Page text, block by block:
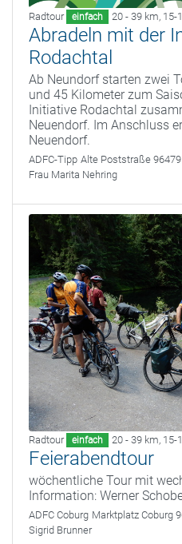
Radtour einfach 20 - 39 km, 15-
Abradeln mit der
Rodachtal
Ab Neundorf starten zwei
und 45 Kilometer zum
Initiative Rodachtal
Neuendorf. Im Anschluss
Neuendorf.
ADFC-Tipp Alte Poststraße
Frau Marita Nehring
Radtour einfach 20 - 39 km, 15-
Feierabendtour
wöchentliche Tour mit
Information: Werner
ADFC Coburg Marktplatz Coburg
Sigrid Brunner